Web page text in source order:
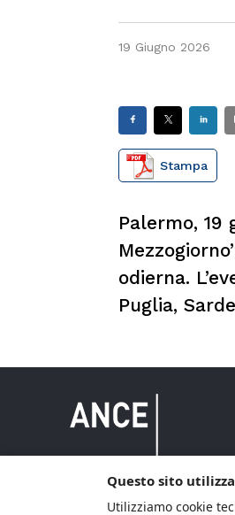
19 Giugno 2026
Stampa
Palermo,
odierna.
Puglia,
Questo sito
Utilizziamo cookie